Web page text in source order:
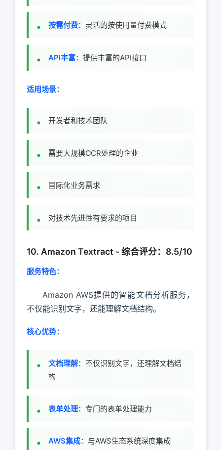
按需付费：灵活的按使用量付费模式
API丰富：提供丰富的API接口
适用场景：
开发者和技术团队
需要大规模OCR处理的企业
国际化业务需求
对技术先进性有要求的项目
10. Amazon Textract - 综合评分：8.5/10
服务特色：
Amazon AWS提供的智能文档分析服务，
不仅能识别文字，还能理解文档结构。
核心优势：
文档理解：不仅识别文字，还理解文档结
构
表单处理：专门的表单处理能力
AWS集成：与AWS生态系统深度集成